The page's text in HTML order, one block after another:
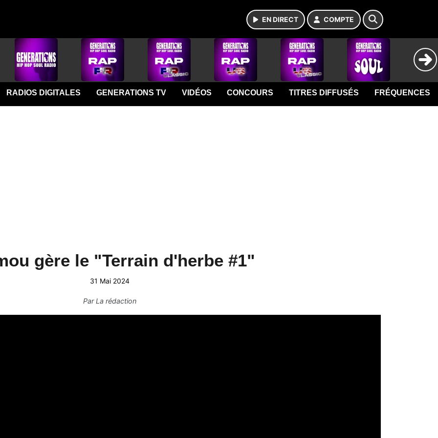
EN DIRECT COMPTE
RADIOS DIGITALES GENERATIONS TV VIDÉOS CONCOURS TITRES DIFFUSÉS FRÉQUENCES
gère le "Terrain d'herbe #1"
31 Mai 2024
ParLa rédaction